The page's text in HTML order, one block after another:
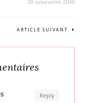
28 novembre 2010
ARTICLE SUIVANT
Reply